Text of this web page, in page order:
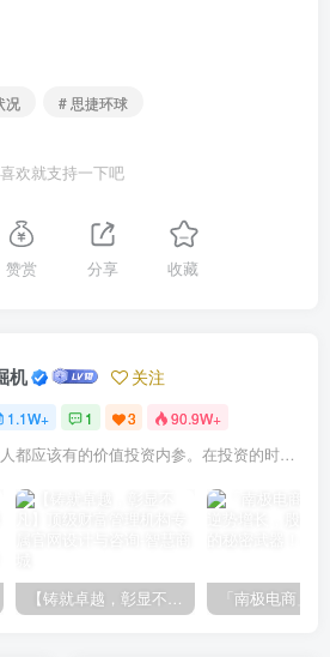
况 # 思捷环球
喜欢就支持一下吧
赞赏 分享 收藏
机 关注
1.1W+ 1 3 90.9W+
每个炒股人都应该有的价值投资内参。在投资的时候，我们把自己看成是企业分析师——而不是市场分析师，也不是宏观经济分析师，更不是证券分析师。
【铸就卓越，彰显不凡】顶级财富管理机构专属官网设计与咨询